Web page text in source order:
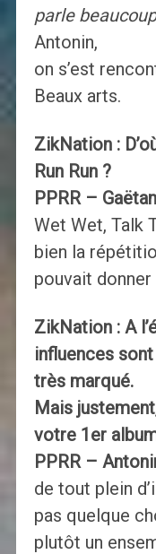
parle
Antonin,
on s’est
Beaux arts.
ZikNation :
Run Run ?
PPRR –
Wet Wet, Talk
bien la
pouvait donner
ZikNation : A
influences
très marqué.
Mais
votre 1er
PPRR –
de tout plein
pas quelque
plutôt un